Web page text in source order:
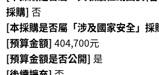
務
性
別
採購] 否
[本採購是否屬「涉及國家安全」採
[預算金額] 404,700元
[預算金額是否公開] 是